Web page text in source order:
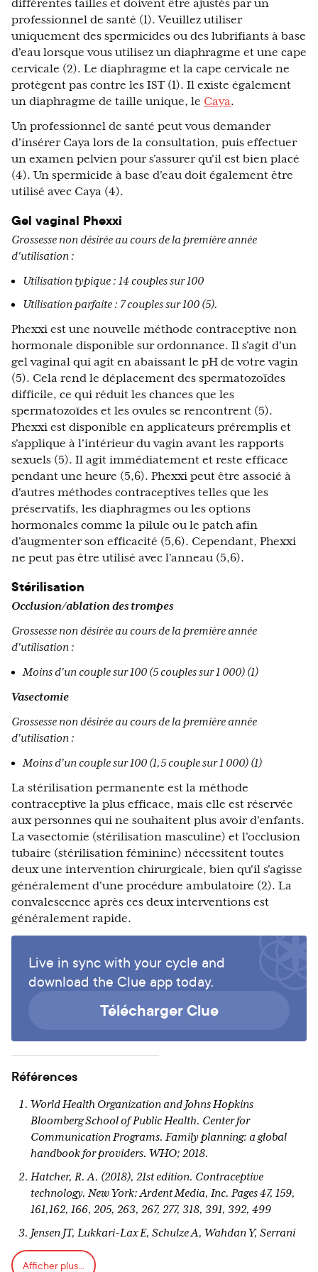
différentes tailles et doivent être ajustés par un
professionnel de santé (1). Veuillez utiliser
uniquement des spermicides ou des lubrifiants à base
d'eau lorsque vous utilisez un diaphragme et une cape
cervicale (2). Le diaphragme et la cape cervicale ne
protègent pas contre les IST (1). Il existe également
un diaphragme de taille unique, le Caya.
Un professionnel de santé peut vous demander
d'insérer Caya lors de la consultation, puis effectuer
un examen pelvien pour s'assurer qu'il est bien placé
(4). Un spermicide à base d'eau doit également être
utilisé avec Caya (4).
Gel vaginal Phexxi
Grossesse non désirée au cours de la première année
d'utilisation :
Utilisation typique : 14 couples sur 100
Utilisation parfaite : 7 couples sur 100 (5).
Phexxi est une nouvelle méthode contraceptive non
hormonale disponible sur ordonnance. Il s'agit d'un
gel vaginal qui agit en abaissant le pH de votre vagin
(5). Cela rend le déplacement des spermatozoïdes
difficile, ce qui réduit les chances que les
spermatozoïdes et les ovules se rencontrent (5).
Phexxi est disponible en applicateurs préremplis et
s'applique à l'intérieur du vagin avant les rapports
sexuels (5). Il agit immédiatement et reste efficace
pendant une heure (5,6). Phexxi peut être associé à
d'autres méthodes contraceptives telles que les
préservatifs, les diaphragmes ou les options
hormonales comme la pilule ou le patch afin
d'augmenter son efficacité (5,6). Cependant, Phexxi
ne peut pas être utilisé avec l'anneau (5,6).
Stérilisation
Occlusion/ablation des trompes
Grossesse non désirée au cours de la première année
d'utilisation :
Moins d'un couple sur 100 (5 couples sur 1 000) (1)
Vasectomie
Grossesse non désirée au cours de la première année
d'utilisation :
Moins d'un couple sur 100 (1,5 couple sur 1 000) (1)
La stérilisation permanente est la méthode
contraceptive la plus efficace, mais elle est réservée
aux personnes qui ne souhaitent plus avoir d'enfants.
La vasectomie (stérilisation masculine) et l'occlusion
tubaire (stérilisation féminine) nécessitent toutes
deux une intervention chirurgicale, bien qu'il s'agisse
généralement d'une procédure ambulatoire (2). La
convalescence après ces deux interventions est
généralement rapide.
Live in sync with your cycle and
download the Clue app today.
Télécharger Clue
Références
World Health Organization and Johns Hopkins
Bloomberg School of Public Health. Center for
Communication Programs. Family planning: a global
handbook for providers. WHO; 2018.
Hatcher, R. A. (2018), 21st edition. Contraceptive
technology. New York: Ardent Media, Inc. Pages 47, 159,
161,162, 166, 205, 263, 267, 277, 318, 391, 392, 499
Jensen JT, Lukkari-Lax E, Schulze A, Wahdan Y, Serrani
M, Kroll R. Contraceptive efficacy and safety of the 52-mg
levonorgestrel intrauterine system for up to 8 years:
Afficher plus...